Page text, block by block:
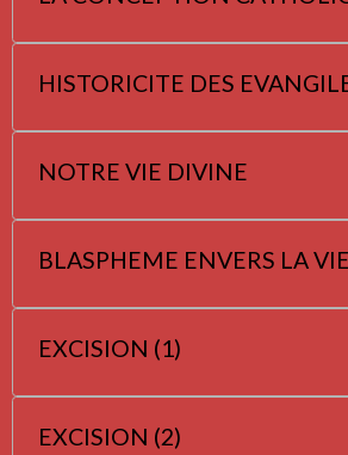
HISTORICITE DES
NOTRE VIE DIVINE
BLASPHEME ENVERS LA
EXCISION (1)
EXCISION (2)